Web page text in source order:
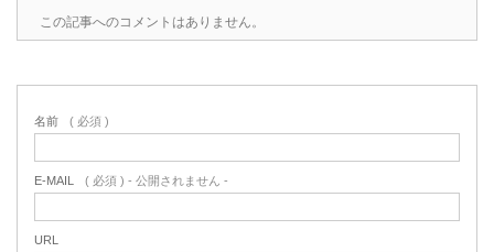
この記事へのコメントはありません。
名前 ( 必須 )
E-MAIL ( 必須 ) - 公開されません -
URL